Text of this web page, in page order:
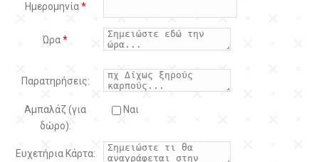
Ημερομηνία*
Ώρα*
Παρατηρήσεις:
Αμπαλάζ (για
δώρο):
Ναι
Ευχετήρια Κάρτα: